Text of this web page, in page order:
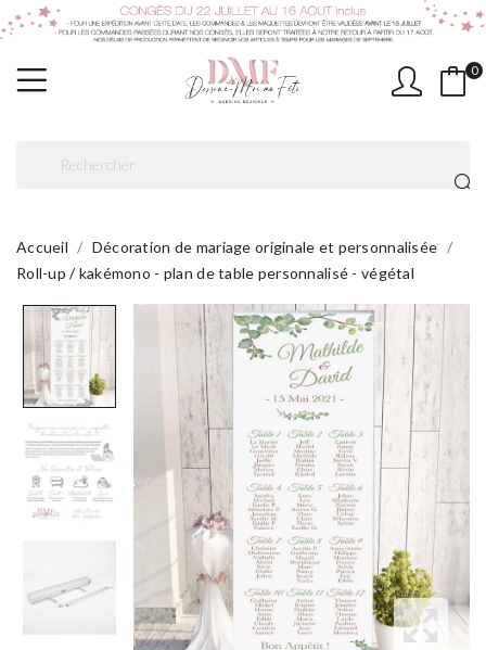
0
Accueil
Décoration de mariage originale et personnalisée
Roll-up / kakémono - plan de table personnalisé - végétal